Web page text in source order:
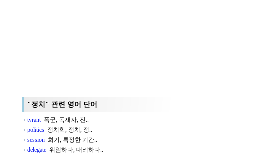
"정치" 관련 영어 단어
tyrant폭군, 독재자, 전..
politics 정치학, 정치, 정..
session 회기, 특정한 기간..
delegate 위임하다, 대리하다..